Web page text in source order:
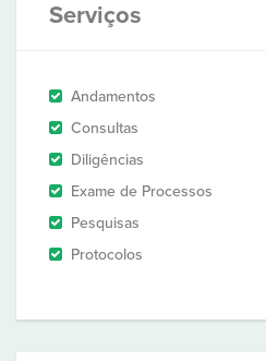
Serviços
Andamentos
Consultas
Diligências
Exame de Processos
Pesquisas
Protocolos